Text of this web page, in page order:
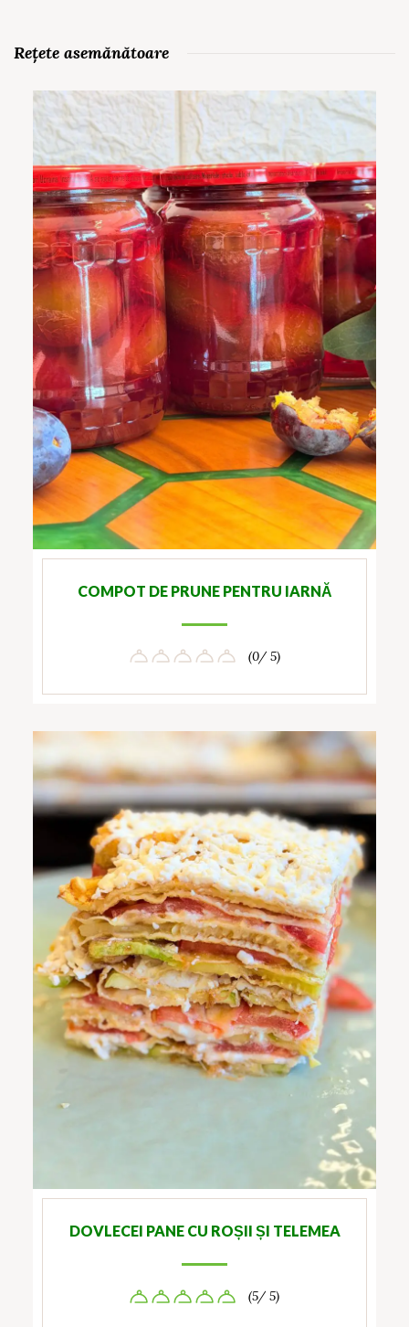
Rețete asemănătoare
COMPOT DE PRUNE PENTRU IARNĂ
(0/ 5)
DOVLECEI PANE CU ROȘII ȘI TELEMEA
(5/ 5)